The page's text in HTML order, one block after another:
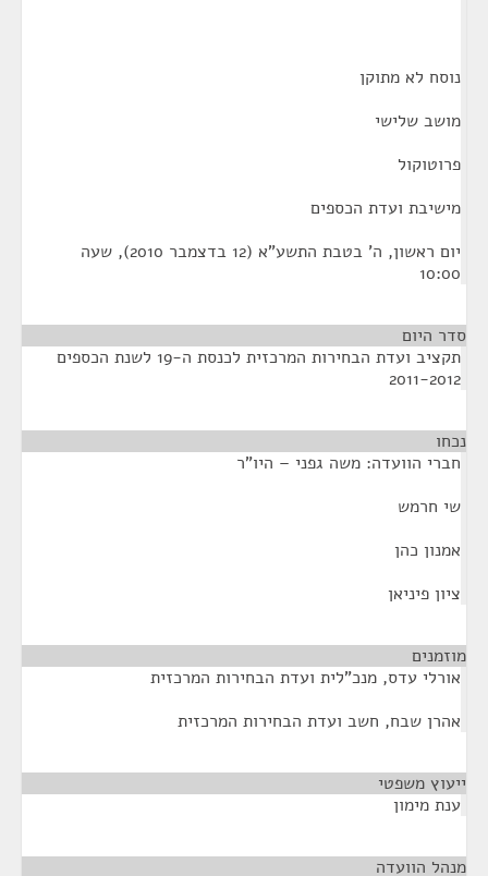
נוסח לא מתוקן
מושב שלישי
פרוטוקול
מישיבת ועדת הכספים
יום ראשון, ה' בטבת התשע"א (12 בדצמבר 2010), שעה
10:00
סדר היום
תקציב ועדת הבחירות המרכזית לכנסת ה-19 לשנת הכספים
2011-2012
נכחו
חברי הוועדה: משה גפני – היו"ר
שי חרמש
אמנון כהן
ציון פיניאן
מוזמנים
אורלי עדס, מנכ"לית ועדת הבחירות המרכזית
אהרן שבח, חשב ועדת הבחירות המרכזית
ייעוץ משפטי
ענת מימון
מנהל הוועדה